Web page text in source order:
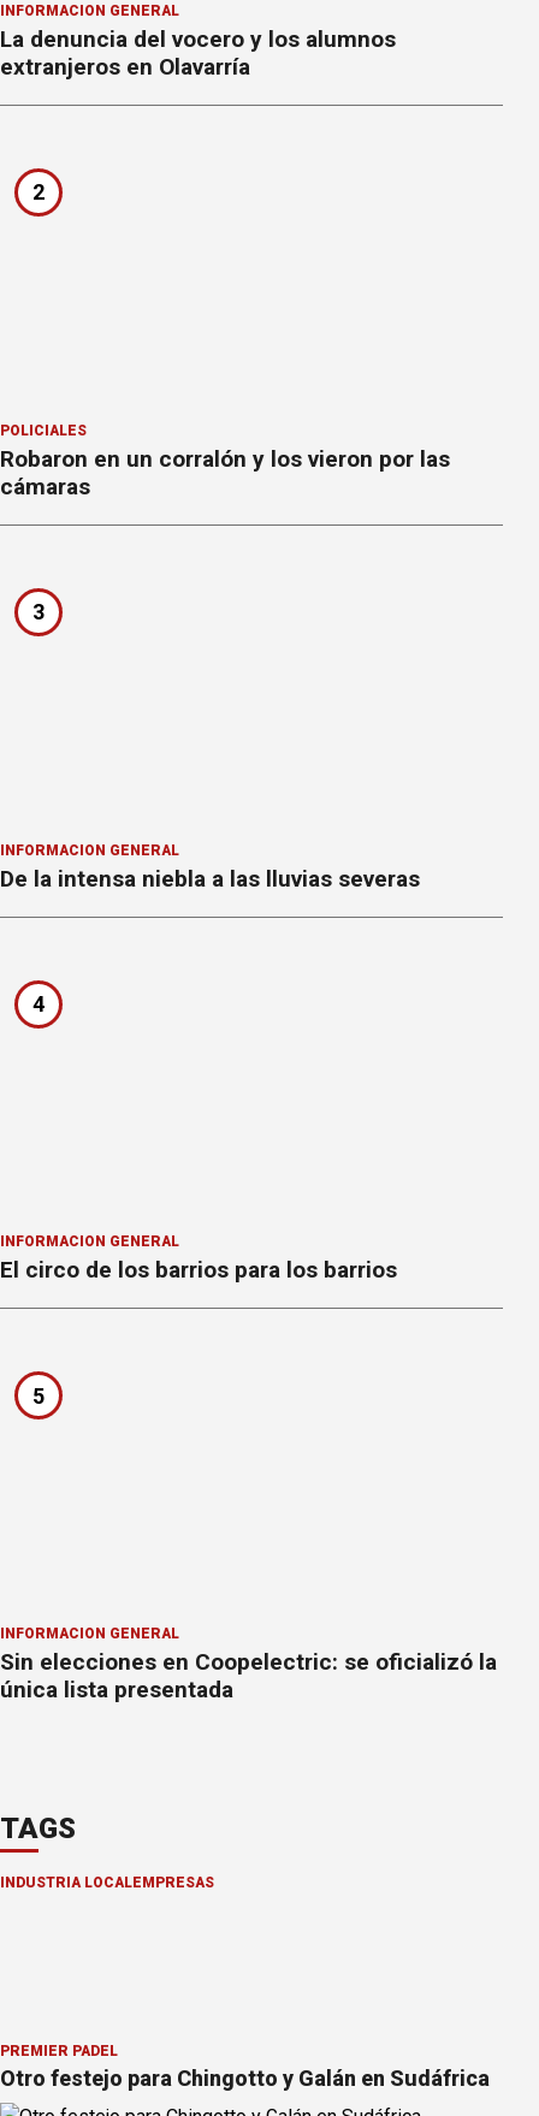
INFORMACION GENERAL
La denuncia del vocero y los alumnos
extranjeros en Olavarría
2
POLICIALES
Robaron en un corralón y los vieron por las
cámaras
3
INFORMACION GENERAL
De la intensa niebla a las lluvias severas
4
INFORMACION GENERAL
El circo de los barrios para los barrios
5
INFORMACION GENERAL
Sin elecciones en Coopelectric: se oficializó la
única lista presentada
TAGS
INDUSTRIA LOCAL EMPRESAS
PREMIER PÁDEL
Otro festejo para Chingotto y Galán en Sudáfrica